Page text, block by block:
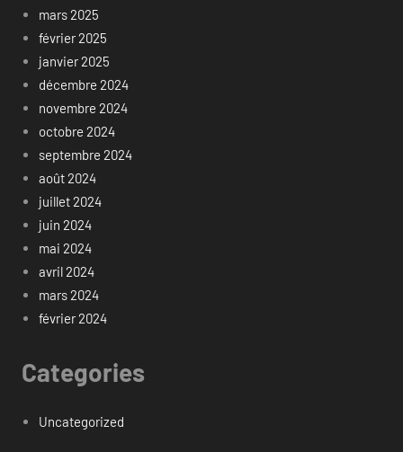
mars 2025
février 2025
janvier 2025
décembre 2024
novembre 2024
octobre 2024
septembre 2024
août 2024
juillet 2024
juin 2024
mai 2024
avril 2024
mars 2024
février 2024
Categories
Uncategorized